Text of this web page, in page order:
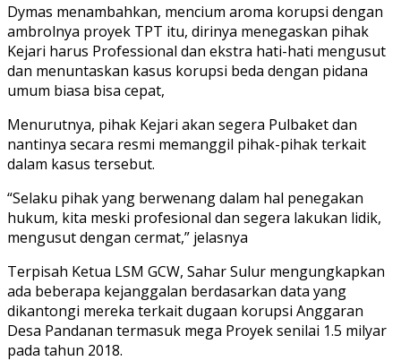
Dymas menambahkan, mencium aroma korupsi dengan
ambrolnya proyek TPT itu, dirinya menegaskan pihak
Kejari harus Professional dan ekstra hati-hati mengusut
dan menuntaskan kasus korupsi beda dengan pidana
umum biasa bisa cepat,
Menurutnya, pihak Kejari akan segera Pulbaket dan
nantinya secara resmi memanggil pihak-pihak terkait
dalam kasus tersebut.
“Selaku pihak yang berwenang dalam hal penegakan
hukum, kita meski profesional dan segera lakukan lidik,
mengusut dengan cermat,” jelasnya
Terpisah Ketua LSM GCW, Sahar Sulur mengungkapkan
ada beberapa kejanggalan berdasarkan data yang
dikantongi mereka terkait dugaan korupsi Anggaran
Desa Pandanan termasuk mega Proyek senilai 1.5 milyar
pada tahun 2018.